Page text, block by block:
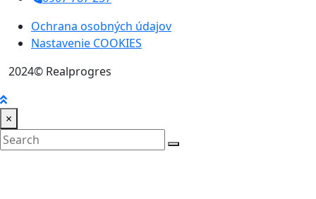
Ochrana osobných údajov
Nastavenie COOKIES
2024© Realprogres
×